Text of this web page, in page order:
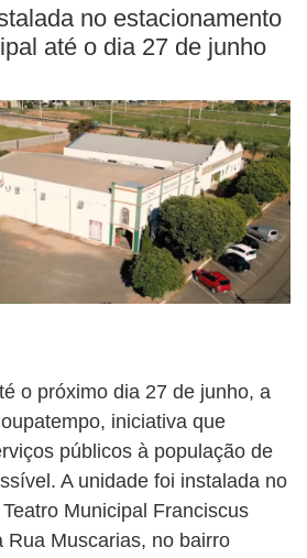
no estacionamento
até o dia 27 de junho
o próximo dia 27 de junho, a
iniciativa que
públicos à população de
A unidade foi instalada no
Municipal Franciscus
Rua Muscarias, no bairro